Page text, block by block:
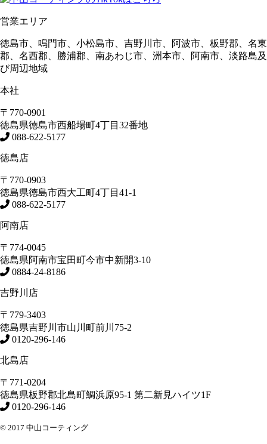
営業エリア
徳島市、鳴門市、小松島市、吉野川市、阿波市、板野郡、名東
郡、名西郡、勝浦郡、南あわじ市、洲本市、阿南市、淡路島及
び周辺地域
本社
〒770-0901
徳島県徳島市西船場町4丁目32番地
088-622-5177
徳島店
〒770-0903
徳島県徳島市西大工町4丁目41-1
088-622-5177
阿南店
〒774-0045
徳島県阿南市宝田町今市中新開3-10
0884-24-8186
吉野川店
〒779-3403
徳島県吉野川市山川町前川75-2
0120-296-146
北島店
〒771-0204
徳島県板野郡北島町鯛浜原95-1 第二新見ハイツ1F
0120-296-146
© 2017 中山コーティング